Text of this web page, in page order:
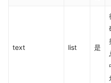
text list 是